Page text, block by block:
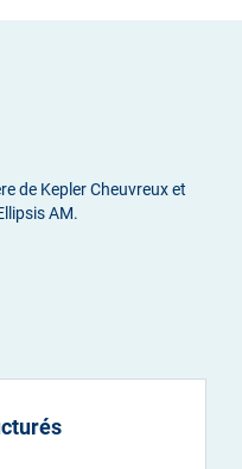
de Kepler Cheuvreux et
AM.